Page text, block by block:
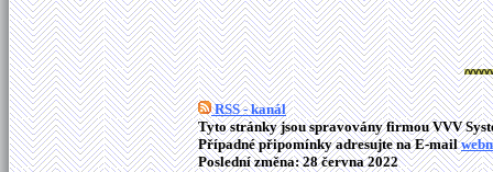
RSS - kanál
Tyto stránky jsou spravovány firmou VVV
Případné připomínky adresujte na E-mail
Poslední změna: 28 června 2022